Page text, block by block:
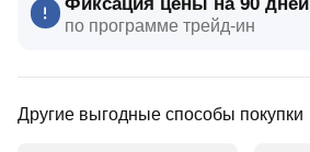
по программе трейд‑ин
Другие выгодные способы покупки